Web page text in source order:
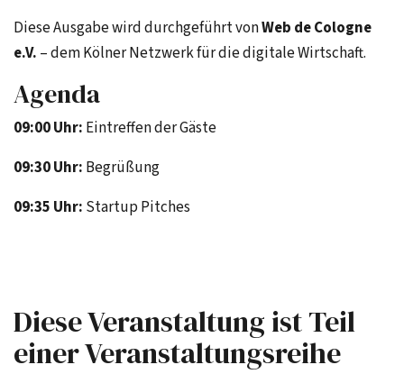
Diese Ausgabe wird durchgeführt vonWeb de Cologne
e.V. – dem Kölner Netzwerk für die digitale Wirtschaft.
Agenda
09:00 Uhr: Eintreffen der Gäste
09:30 Uhr: Begrüßung
09:35 Uhr: Startup Pitches
Diese Veranstaltung ist Teil
einer Veranstaltungsreihe